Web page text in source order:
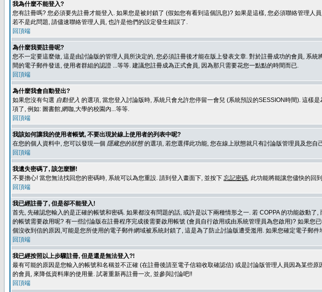
我為什麼不能登入?
您有註冊嗎? 您必須要先註冊才能登入. 如果您是被封鎖了 (假如您有看到這個訊息)? 如果是這樣, 您必須聯絡管理
若不是此問題, 請儘速聯絡管理人員, 也許是他們的設定發生錯誤了.
回頂端
為什麼我要註冊呢?
您不一定要這麼做, 這是由討論版的管理人員所決定的, 您必須註冊後才能在版上發表文章. 對於註冊成功的會員, 系
間的電子郵件發送, 使用者群組的認證 ...等等. 建議您註冊成為正式會員, 因為那只需要花您一點點的時間而已.
回頂端
為什麼我會自動登出?
如果您沒有勾選 自動登入 的選項, 當您登入討論版時, 系統只會允許您停留一會兒 (系統預設的SESSION時間). 這樣
項了, 例如: 圖書館,網咖,大學的校園內...等等.
回頂端
我該如何讓我的使用者帳號, 不要出現於線上使用者的列表中呢?
在您的個人資料中, 您可以發現一個 隱藏您的狀態的選項, 若您選擇此功能, 您在線上狀態就只有討論版管理員及您自
回頂端
我遺失密碼了, 該怎麼辦!
不要擔心! 當您無法找回您的密碼時, 系統可以為您重設. 請到登入畫面下, 並按下 忘記密碼, 此功能將能讓您儘快的回
回頂端
我已經註冊了, 但是卻不能登入!
首先, 先確認您輸入的是正確的帳號和密碼. 如果都沒有問題的話, 或許是以下兩種情形之一. 若 COPPA 的功能啟動了,
的帳號需要啟用呢? 有一些討論版在註冊程序完成後需要啟用帳號 (會員自行啟用或由系統管理員為您啟用)? 如果
個沒收到信的原因,可能是您所使用的電子郵件網域被系統封鎖了, 這是為了防止討論版遭受濫用. 如果您確定電子郵
回頂端
我已經按照以上步驟註冊, 但是還是無法登入?!
最有可能的原因是您輸入的帳號和名稱並不正確 (在註冊後請至電子信箱收取確認信) 或是討論版管理人員因為某些
的會員, 來降低資料庫的使用量. 試著重新再註冊一次, 並參與討論吧!!
回頂端